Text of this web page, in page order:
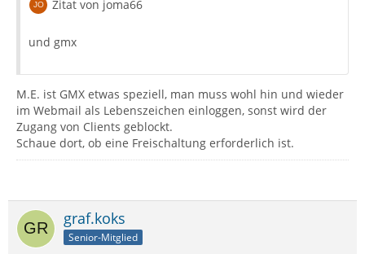
Zitat von joma66
und gmx
M.E. ist GMX etwas speziell, man muss wohl hin und wieder
im Webmail als Lebenszeichen einloggen, sonst wird der
Zugang von Clients geblockt.
Schaue dort, ob eine Freischaltung erforderlich ist.
graf.koks
Senior-Mitglied